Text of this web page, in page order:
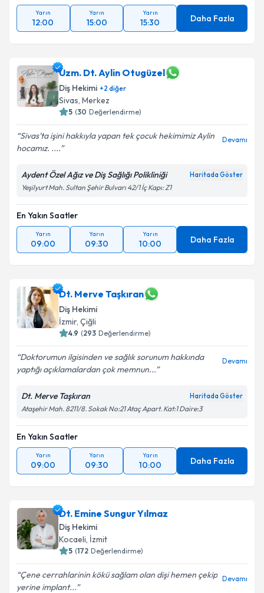
Yarın
12:00
Yarın
15:00
Yarın
15:30 Daha Fazla
Uzm. Dt. Aylin Otugüzel
Diş Hekimi +2 diğer
Sivas, Merkez
5 (30 Değerlendirme)
Sivas’ta işini hakkıyla yapan tek çocuk hekimimiz Aylin
hocamız. ....
Devamı
Aydent Özel Ağız ve Diş Sağlığı Polikliniği Haritada Göster
Yeşilyurt Mah. Sultan Şehir Bulvarı 42/1 İç Kapı: Z1
En Yakın Saatler
Yarın
09:00
Yarın
09:30
Yarın
10:00 Daha Fazla
Dt. Merve Taşkıran
Diş Hekimi
İzmir, Çiğli
4.9 (293 Değerlendirme)
Doktorumun ilgisinden ve sağlık sorunum hakkında
yaptığı açıklamalardan çok memnun...
Devamı
Dt. Merve Taşkıran Haritada Göster
Ataşehir Mah. 8211/8. Sokak No:21 Ataç Apart. Kat:1 Daire:3
En Yakın Saatler
Yarın
09:00
Yarın
09:30
Yarın
10:00 Daha Fazla
Dt. Emine Sungur Yılmaz
Diş Hekimi
Kocaeli, İzmit
5 (172 Değerlendirme)
Çene cerrahlarinin kökü sağlam olan dişi hemen çekip
yerine implant...
Devamı